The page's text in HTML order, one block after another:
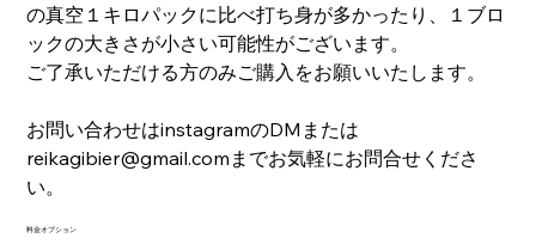
の真空１キロパックに比べ打ち身が多かったり、１ブロ
ックの大きさが小さい可能性がございます。
ご了承いただける方のみご購入をお願いいたします。
お問い合わせはinstagramのDMまたは
reikagibier@gmail.comまでお気軽にお問合せくださ
い。
料金オプション